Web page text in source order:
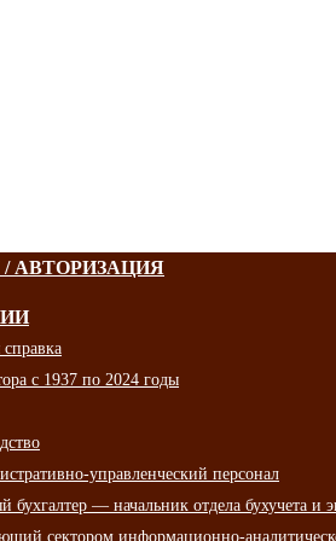
АВТОРИЗАЦИЯ
справка
с 1937 по 2024 годы
управленческий персонал
бухгалтер — начальник отдела бухучета и
сектором информационно-